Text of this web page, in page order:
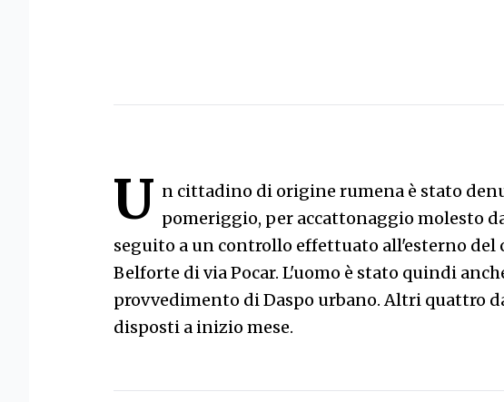
U n cittadino di origine rumena è stato
pomeriggio, per accattonaggio molesto
seguito a un controllo effettuato all'esterno del
Belforte di via Pocar. L'uomo è stato quindi
provvedimento di Daspo urbano. Altri quattro
disposti a inizio mese.